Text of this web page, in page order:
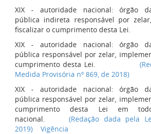
XIX - autoridade nacional: órgão
pública indireta responsável por
fiscalizar o cumprimento desta Lei.
XIX - autoridade nacional: órgão
pública responsável por zelar,
cumprimento desta Lei.
Medida Provisória nº 869, de 2018)
XIX - autoridade nacional: órgão
pública responsável por zelar,
cumprimento desta Lei em
nacional.(Redação dada pela
2019)
Vigência